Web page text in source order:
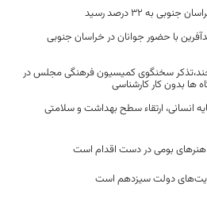
به ۳۲ درصد رسید
با حضور جوانان در خراسان جنوبی
سخنگوی کمیسیون فرهنگی مجلس در
ها بدون کار کارشناسی
انسانی، ارتقاء سطح بهداشت و سلامتی
بومی در دست اقدام است
دولت سیزدهم است